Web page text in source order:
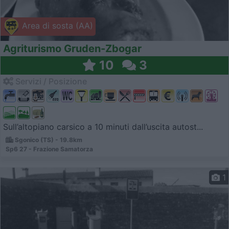
Area di sosta (AA)
Agriturismo Gruden-Zbogar
10 3
Sull’altopiano carsico a 10 minuti dall’uscita autost...
Sgonico (TS) - 19.8km
Sp6 27 - Frazione Samatorza
1